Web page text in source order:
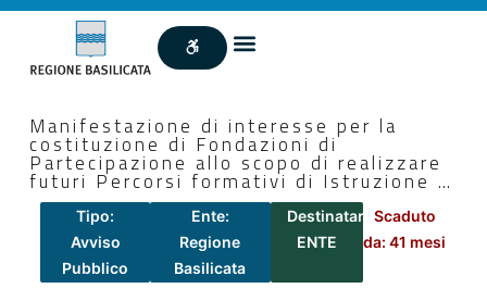
Manifestazione di interesse per la
costituzione di Fondazioni di
Partecipazione allo scopo di realizzare
futuri Percorsi formativi di Istruzione …
Tipo:
Avviso
Pubblico
Ente:
Regione
Basilicata
Destinatari:
ENTE
Scaduto
da: 41 mesi